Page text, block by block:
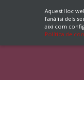
Aquest lloc
l'anàlisi dels
així com
Política de